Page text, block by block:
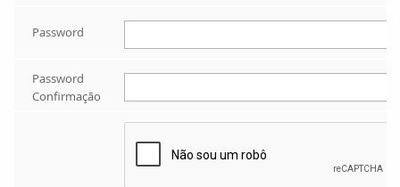
Password
Password
Confirmação